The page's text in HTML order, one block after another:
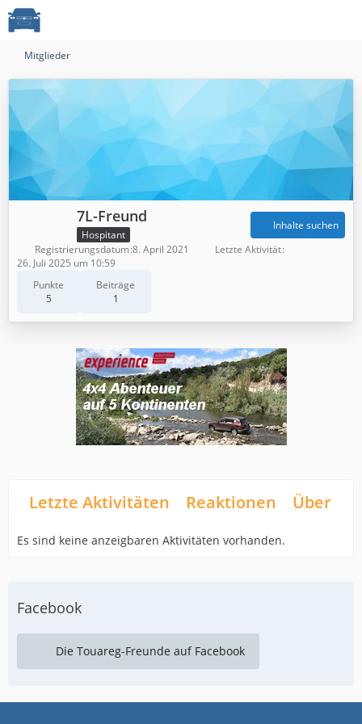
Mitglieder
7L-Freund
Hospitant
Punkte
5
Beiträge
1
Inhalte suchen
Registrierungsdatum 8. April 2021
Letzte Aktivität
26. Juli 2025 um 10:59
Letzte Aktivitäten Reaktionen Über
Es sind keine anzeigbaren Aktivitäten vorhanden.
Facebook
Die Touareg-Freunde auf Facebook